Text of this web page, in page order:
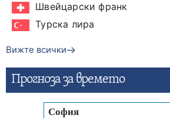
Швейцарски франк
Турска лира
Вижте всички
Прогнозa за времето